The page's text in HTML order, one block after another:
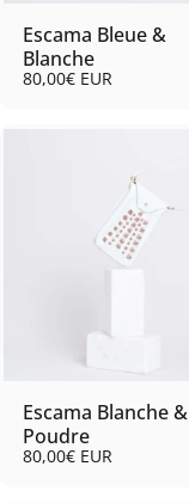
Escama Bleue &
Blanche
80,00€ EUR
Escama Blanche &
Poudre
80,00€ EUR